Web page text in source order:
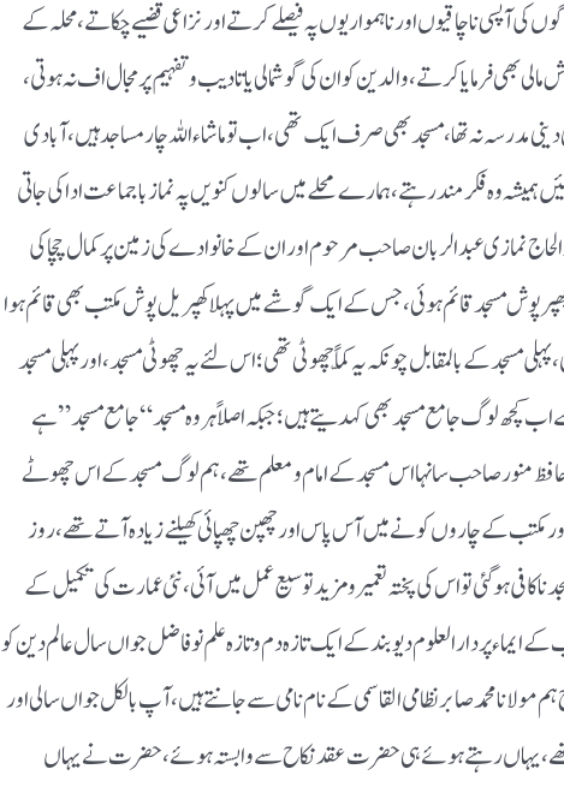
کی آپسی ناچاقیوں اور ناہموار یوں پہ فیصلے کرتے اور نزاعی قضیے چکاتے ، محلہ کے
بھی فرمایا کرتے ، والدین کو ان کی گوشمالی یا تادیب وتفہیم پر مجال اف نہ ہوتی ،
نہ تھا ، مسجد بھی صرف ایک تھی ، اب تو ماشاء اللہ چار مساجد ہیں ، آبادی
وہ فکر مند رہتے ، ہمارے محلے میں سالوں کنویں پہ نماز باجماعت ادا کی جاتی
نمازی عبد الربان صاحب مرحوم اور ان کے خانوادے کی زمین پر کمال چچا کی
پوش مسجد قائم ہوئی ، جس کے ایک گوشے میں پہلا کھپریل پوش مکتب بھی قائم ہوا
مسجد کے بالمقابل چونکہ یہ کمّاًچھوٹی تھی ؛ اس لئے یہ چھوٹی مسجد ، اور پہلی مسجد
کچھ لوگ جامع مسجد بھی کہدیتے ہیں ؛ جبکہ اصلاً ہر وہ مسجد “جامع مسجد” ہے
حافظ منور صاحب سانہا اس مسجد کے امام ومعلم تھے ، ہم لوگ مسجد کے اس چھوٹے
مکتب کے چاروں کونے میں آس پاس اور چھپن چھپائی کھیلنے زیادہ آتے تھے ، روز
ہوگئی تو اس کی پختہ تعمیر ومزید توسیع عمل میں آئی ، نئی عمارت کی تکمیل کے
ایماء پر دارالعلوم دیوبند کے ایک تازہ دم وتازہ علم نو فاضل جواں سال عالم دین کو
ہم مولانا محمد صابر نظامی القاسمی کے نام نامی سے جانتے ہیں ، آپ بالکل جواں سالی اور
، یہاں رہتے ہوئے ہی حضرت عقد نکاح سے وابستہ ہوئے ، حضرت نے یہاں